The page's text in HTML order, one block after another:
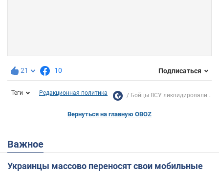
21 10 Подписаться
Теги Редакционная политика Бойцы ВСУ ликвидировали...
Вернуться на главную OBOZ
Важное
Украинцы массово переносят свои мобильные